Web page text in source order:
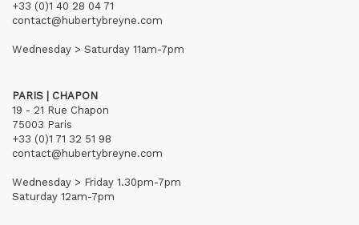
+33 (0)1 40 28 04 71
contact@hubertybreyne.com
Wednesday > Saturday 11am-7pm
PARIS | CHAPON
19 - 21 Rue Chapon
75003 Paris
+33 (0)1 71 32 51 98
contact@hubertybreyne.com
Wednesday > Friday 1.30pm-7pm
Saturday 12am-7pm